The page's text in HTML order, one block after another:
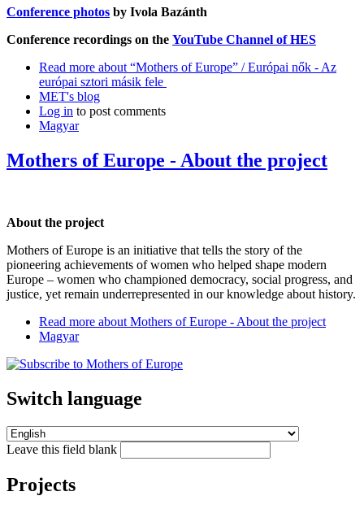
Conference photos by Ivola Bazánth
Conference recordings on the YouTube Channel of HES
Read more about “Mothers of Europe” / Európai nők - Az
európai sztori másik fele
MET's blog
Log in to post comments
Magyar
Mothers of Europe - About the project
About the project
Mothers of Europe is an initiative that tells the story of the
pioneering achievements of women who helped shape modern
Europe – women who championed democracy, social progress, and
justice, yet remain underrepresented in our knowledge about history.
Read more about Mothers of Europe - About the project
Magyar
Switch language
Leave this field blank
Projects